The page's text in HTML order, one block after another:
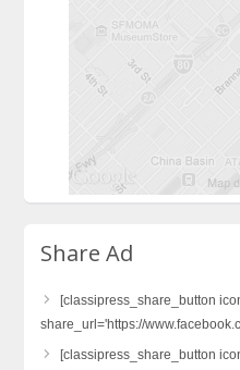
Share Ad
[classipress_share_button
share_url='https://
[classipress_share_button